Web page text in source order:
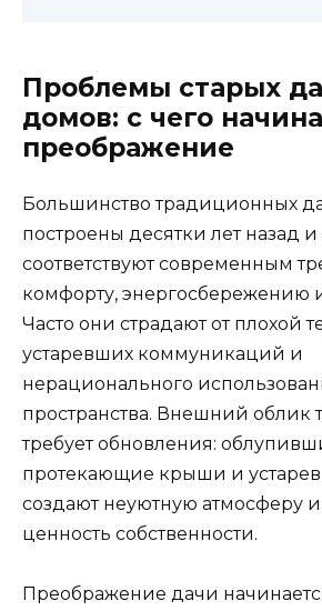
Проблемы старых
домов: с чего
преображение
Большинство традиционных
построены десятки лет назад
соответствуют современным
комфорту, энергосбережению
Часто они страдают от плохой
устаревших коммуникаций и
нерационального
пространства. Внешний облик
требует обновления:
протекающие крыши и
создают неуютную атмосферу
ценность собственности.
Преображение дачи